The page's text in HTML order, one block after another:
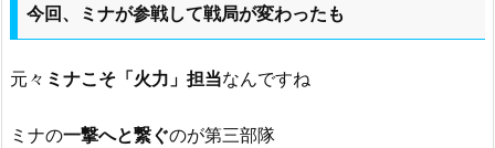
今回、ミナが参戦して戦局が変わったも
元々 ミナこそ「火力」担当なんですね
ミナの一撃へと繋ぐのが第三部隊